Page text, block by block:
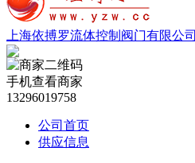
上海依搏罗流体控制阀门有限公司
手机查看商家
13296019758
公司首页
供应信息